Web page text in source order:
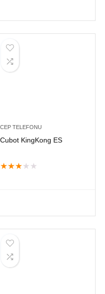
CEP TELEFONU
Cubot KingKong ES
★★★ ★ ★